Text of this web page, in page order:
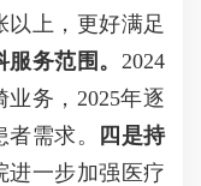
以上，更好满足
服务范围。2024
务，2025年逐
需求。
四是持
进一步加强医疗